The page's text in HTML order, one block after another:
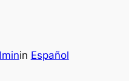
in Español